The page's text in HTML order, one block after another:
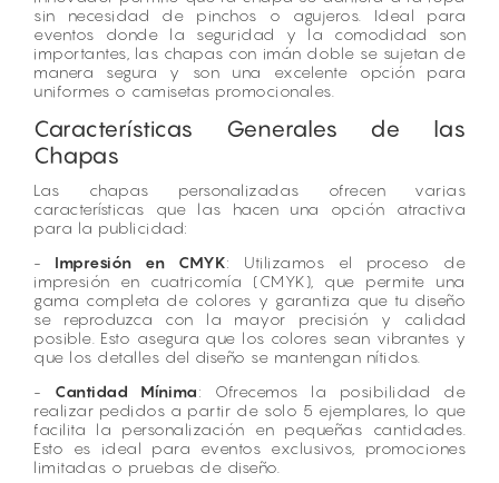
sin necesidad de pinchos o agujeros. Ideal para
eventos donde la seguridad y la comodidad son
importantes, las chapas con imán doble se sujetan de
manera segura y son una excelente opción para
uniformes o camisetas promocionales.
Características Generales de las
Chapas
Las chapas personalizadas ofrecen varias
características que las hacen una opción atractiva
para la publicidad:
- Impresión en CMYK: Utilizamos el proceso de
impresión en cuatricomía (CMYK), que permite una
gama completa de colores y garantiza que tu diseño
se reproduzca con la mayor precisión y calidad
posible. Esto asegura que los colores sean vibrantes y
que los detalles del diseño se mantengan nítidos.
- Cantidad Mínima: Ofrecemos la posibilidad de
realizar pedidos a partir de solo 5 ejemplares, lo que
facilita la personalización en pequeñas cantidades.
Esto es ideal para eventos exclusivos, promociones
limitadas o pruebas de diseño.